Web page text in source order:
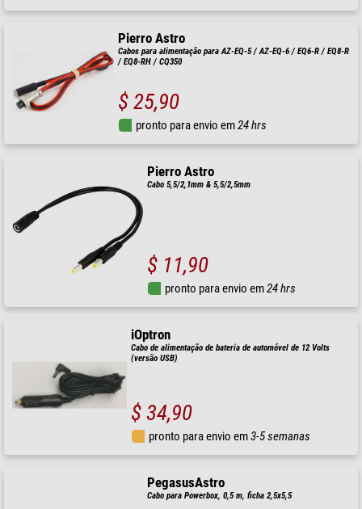
Pierro Astro
Cabos para alimentação para AZ-EQ-5 / AZ-EQ-6 / EQ6-R / EQ8-R
/ EQ8-RH / CQ350
$ 25,90
pronto para envio em24 hrs
Pierro Astro
Cabo 5,5/2,1mm & 5,5/2,5mm
$ 11,90
pronto para envio em24 hrs
iOptron
Cabo de alimentação de bateria de automóvel de 12 Volts
(versão USB)
$ 34,90
pronto para envio em3-5 semanas
PegasusAstro
Cabo para Powerbox, 0,5 m, ficha 2,5x5,5